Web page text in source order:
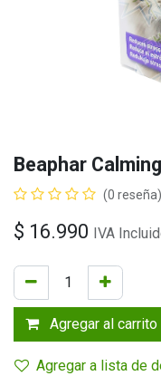
Beaphar
(0 reseña)
$ 16.990 IVA
Agregar al carrito
Agregar a lista de